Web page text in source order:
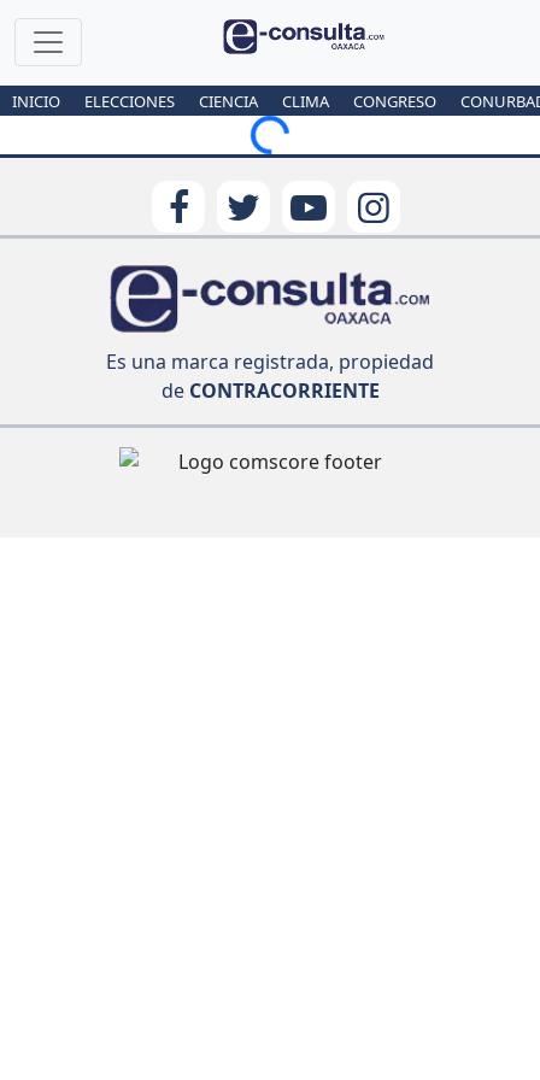
INICIO ELECCIONES CIENCIA CLIMA CONGRESO
Loading...
Es una marca registrada, propiedad
deCONTRACORRIENTE